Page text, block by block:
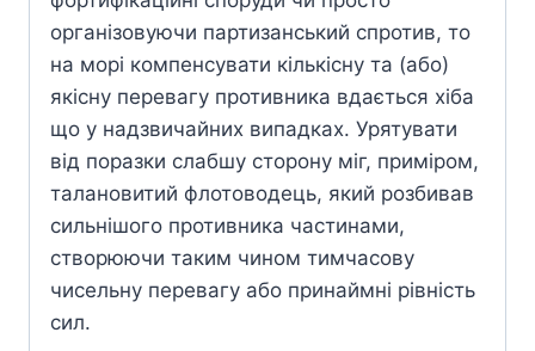
організовуючи партизанський спротив, то
на морі компенсувати кількісну та (або)
якісну перевагу противника вдається хіба
що у надзвичайних випадках. Урятувати
від поразки слабшу сторону міг, приміром,
талановитий флотоводець, який розбивав
сильнішого противника частинами,
створюючи таким чином тимчасову
чисельну перевагу або принаймні рівність
сил.